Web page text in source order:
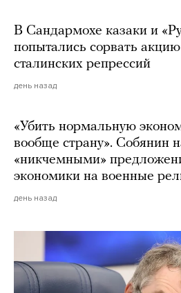
В Сандармохе казаки и
попытались сорвать
сталинских репрессий
день назад
«Убить нормальную
вообще страну». Собянин
«никчемными»
экономики на военные
день назад